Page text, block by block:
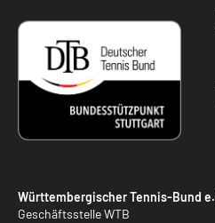
Württembergischer Tennis-Bund
Geschäftsstelle WTB